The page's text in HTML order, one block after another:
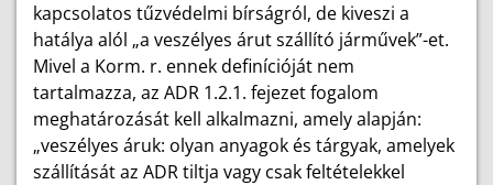
kapcsolatos tűzvédelmi bírságról, de kiveszi a
hatálya alól „a veszélyes árut szállító járművek”-et.
Mivel a Korm. r. ennek definícióját nem
tartalmazza, az ADR 1.2.1. fejezet fogalom
meghatározását kell alkalmazni, amely alapján:
„veszélyes áruk: olyan anyagok és tárgyak, amelyek
szállítását az ADR tiltja vagy csak feltételekkel